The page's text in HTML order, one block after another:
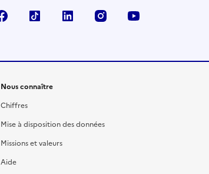
FacebookTikTok LinkedIn Instagram
Nous connaître
Chiffres
Mise à disposition des données
Missions et valeurs
Aide